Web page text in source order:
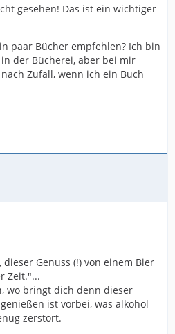
gesehen! Das ist ein wichtiger
paar Bücher empfehlen? Ich bin
der Bücherei, aber bei mir
Zufall, wenn ich ein Buch
Genuss (!) von einem Bier
Zeit."...
, wo bringt dich denn dieser
ist vorbei, was alkohol
zerstört.